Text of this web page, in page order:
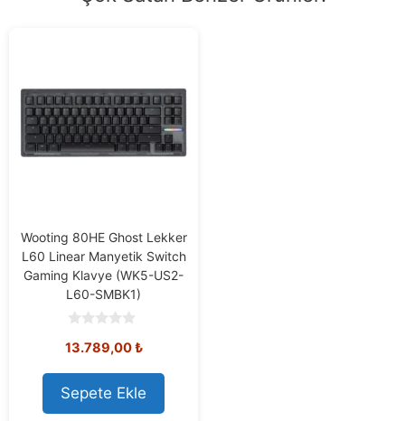
Wooting 80HE Ghost Lekker
L60 Linear Manyetik Switch
Gaming Klavye (WK5-US2-
L60-SMBK1)
o
t
o
f
5
13.789,00₺
Sepete Ekle